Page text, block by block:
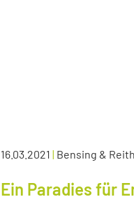
16.03.2021 | Bensing &
Ein Paradies für